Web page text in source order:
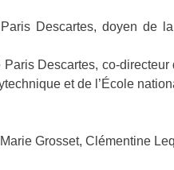
Descartes, doyen de
Descartes, co-directeur
et de l’École
Grosset, Clémentine